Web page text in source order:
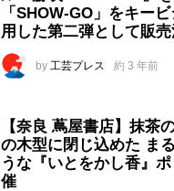
「SHOW-GO」をキー
用した第二弾として販売
by 工芸プレス 約 3 年前
【奈良 蔦屋書店】抹茶
の木型に閉じ込めた ま
うな『いとをかし香』
催